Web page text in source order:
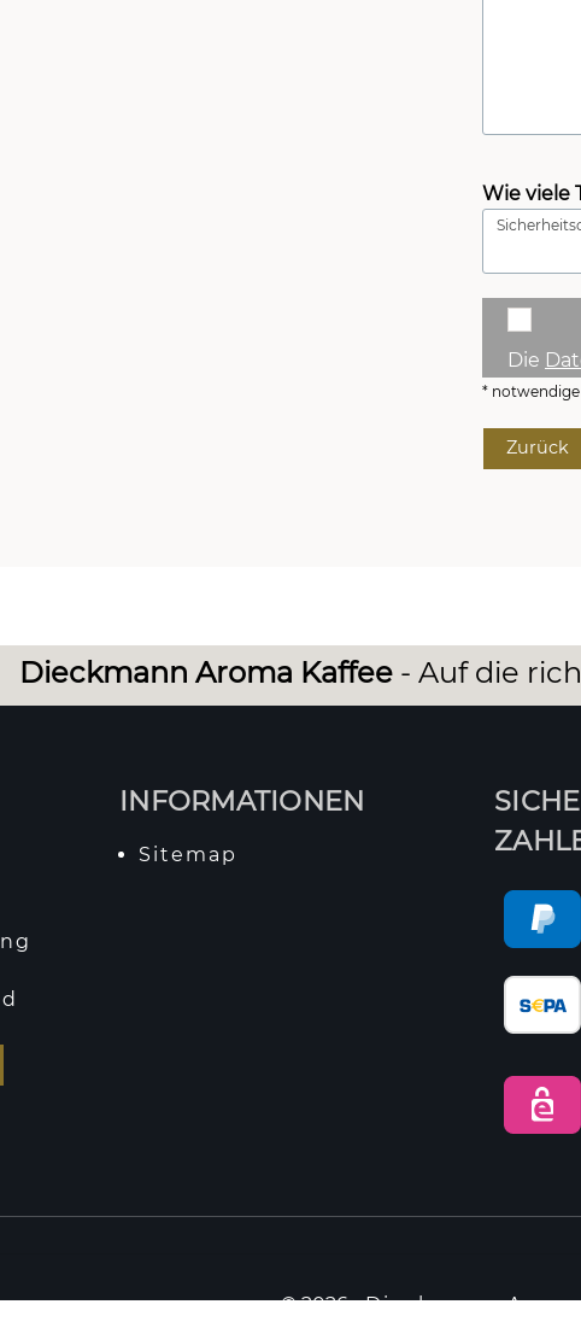
Wie viele
Die
*
Zurück
Dieckmann Aroma Kaffee- Auf die
INFORMATIONEN
Sitemap
© 2026 -Dieckmann